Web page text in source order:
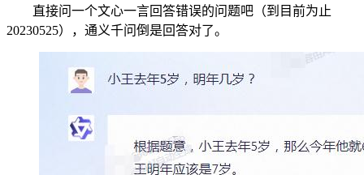
直接问一个文心一言回答错误的问题吧（到目前为止
20230525），通义千问倒是回答对了。